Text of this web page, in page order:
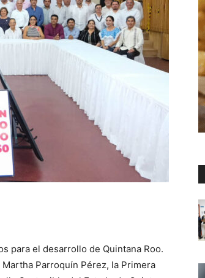
para el desarrollo de Quintana Roo.
Parroquín Pérez, la Primera